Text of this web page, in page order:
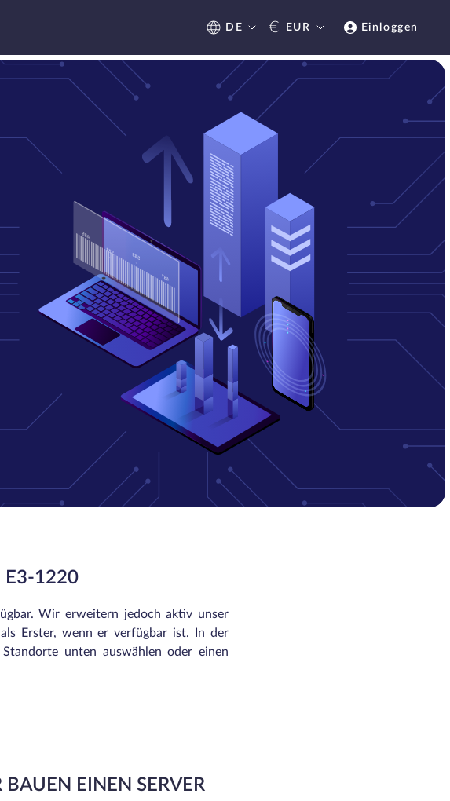
DE € EUR Einloggen
E3-1220
Wir erweitern jedoch aktiv unser
Erster, wenn er verfügbar ist. In der
unten auswählen oder einen
BAUEN EINEN SERVER